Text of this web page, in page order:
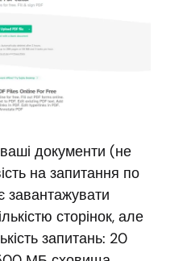
документи (не
на запитання по
завантажувати
сторінок, але
запитань: 20